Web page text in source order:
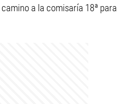
a la comisaría 18ª para